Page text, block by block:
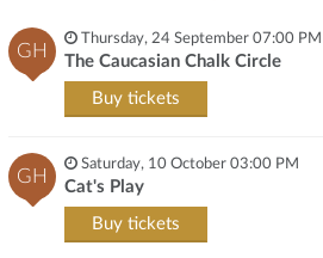
GH
Thursday, 24 September 07:00 PM
The Caucasian Chalk Circle
Buy tickets
GH
Saturday, 10 October 03:00 PM
Cat's Play
Buy tickets